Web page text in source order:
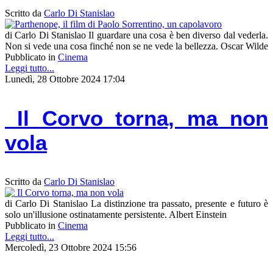
Scritto da Carlo Di Stanislao
di Carlo Di Stanislao Il guardare una cosa è ben diverso dal vederla.
Non si vede una cosa finché non se ne vede la bellezza. Oscar Wilde
Pubblicato in Cinema
Leggi tutto...
Lunedì, 28 Ottobre 2024 17:04
Il Corvo torna, ma non
vola
Scritto da Carlo Di Stanislao
di Carlo Di Stanislao La distinzione tra passato, presente e futuro è
solo un'illusione ostinatamente persistente. Albert Einstein
Pubblicato in Cinema
Leggi tutto...
Mercoledì, 23 Ottobre 2024 15:56